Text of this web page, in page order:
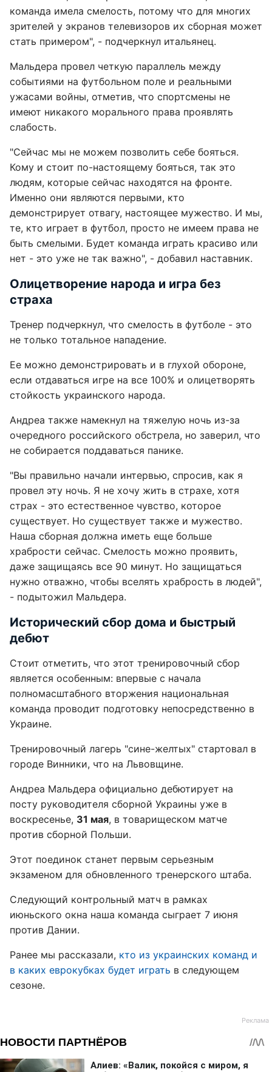
команда имела смелость, потому что для многих
зрителей у экранов телевизоров их сборная может
стать примером", - подчеркнул итальянец.
Мальдера провел четкую параллель между
событиями на футбольном поле и реальными
ужасами войны, отметив, что спортсмены не
имеют никакого морального права проявлять
слабость.
"Сейчас мы не можем позволить себе бояться.
Кому и стоит по-настоящему бояться, так это
людям, которые сейчас находятся на фронте.
Именно они являются первыми, кто
демонстрирует отвагу, настоящее мужество. И мы,
те, кто играет в футбол, просто не имеем права не
быть смелыми. Будет команда играть красиво или
нет - это уже не так важно", - добавил наставник.
Олицетворение народа и игра без
страха
Тренер подчеркнул, что смелость в футболе - это
не только тотальное нападение.
Ее можно демонстрировать и в глухой обороне,
если отдаваться игре на все 100% и олицетворять
стойкость украинского народа.
Андреа также намекнул на тяжелую ночь из-за
очередного российского обстрела, но заверил, что
не собирается поддаваться панике.
"Вы правильно начали интервью, спросив, как я
провел эту ночь. Я не хочу жить в страхе, хотя
страх - это естественное чувство, которое
существует. Но существует также и мужество.
Наша сборная должна иметь еще больше
храбрости сейчас. Смелость можно проявить,
даже защищаясь все 90 минут. Но защищаться
нужно отважно, чтобы вселять храбрость в людей",
- подытожил Мальдера.
Исторический сбор дома и быстрый
дебют
Стоит отметить, что этот тренировочный сбор
является особенным: впервые с начала
полномасштабного вторжения национальная
команда проводит подготовку непосредственно в
Украине.
Тренировочный лагерь "сине-желтых" стартовал в
городе Винники, что на Львовщине.
Андреа Мальдера официально дебютирует на
посту руководителя сборной Украины уже в
воскресенье, 31 мая, в товарищеском матче
против сборной Польши.
Этот поединок станет первым серьезным
экзаменом для обновленного тренерского штаба.
Следующий контрольный матч в рамках
июньского окна наша команда сыграет 7 июня
против Дании.
Ранее мы рассказали, кто из украинских команд и
в каких еврокубках будет играть в следующем
сезоне.